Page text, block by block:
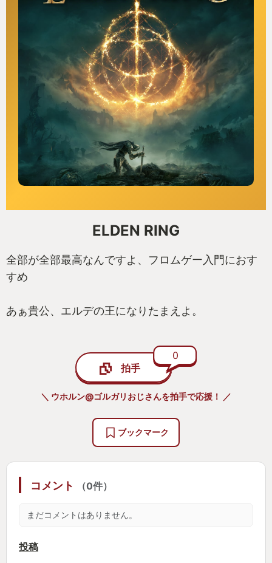
ELDEN RING
全部が全部最高なんですよ、フロムゲー入門におす
すめ
あぁ貴公、エルデの王になりたまえよ。
拍手
0
＼ ウホルン@ゴルガリおじさんを拍手で応援！ ／
ブックマーク
コメント （0件）
まだコメントはありません。
投稿